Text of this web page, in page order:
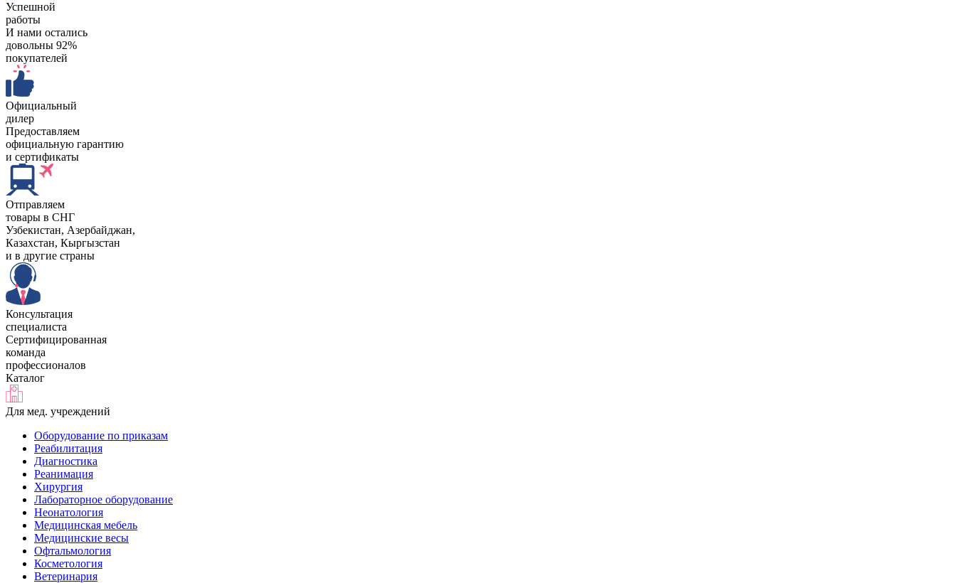
Успешной
работы
И нами остались
довольны 92%
покупателей
Официальный
дилер
Предоставляем
официальную гарантию
и сертификаты
Отправляем
товары в СНГ
Узбекистан, Aзербайджан,
Казахстан, Кыргызстан
и в другие страны
Консультация
специалиста
Сертифицированная
команда
профессионалов
Каталог
Для мед. учреждений
Оборудование по приказам
Реабилитация
Диагностика
Реанимация
Хирургия
Лабораторное оборудование
Неонатология
Медицинская мебель
Медицинские весы
Офтальмология
Косметология
Ветеринария